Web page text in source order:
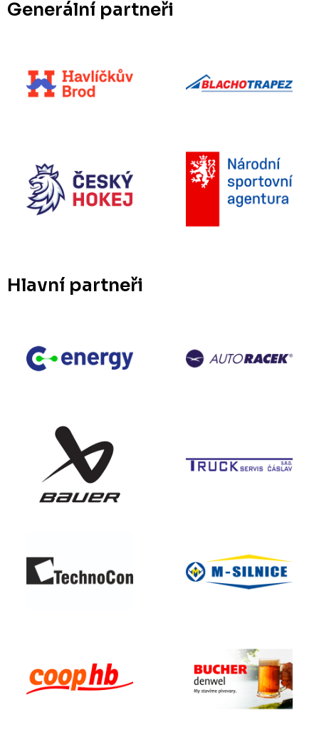
Generální partneři
Hlavní partneři